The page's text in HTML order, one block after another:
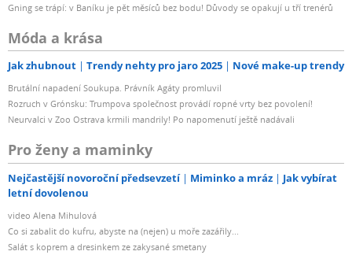
Gning se trápí: v Baníku je pět měsíců bez bodu! Důvody se opakují u tří trenérů
Móda a krása
Jak zhubnout Trendy nehty pro jaro 2025 Nové make-up trendy
Brutální napadení Soukupa. Právník Agáty promluvil
Rozruch v Grónsku: Trumpova společnost provádí ropné vrty bez povolení!
Neurvalci v Zoo Ostrava krmili mandrily! Po napomenutí ještě nadávali
Pro ženy a maminky
Nejčastější novoroční předsevzetí Miminko a mráz
Jak vybírat
letní dovolenou
video Alena Mihulová
Co si zabalit do kufru, abyste na (nejen) u moře zazářily...
Salát s koprem a dresinkem ze zakysané smetany